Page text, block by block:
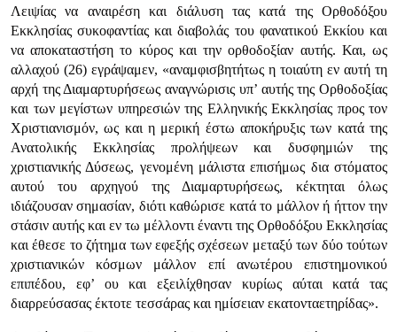
Λειψίας να αναιρέση και διάλυση τας κατά της Ορθοδόξου
Εκκλησίας συκοφαντίας και διαβολάς του φανατικού Εκκίου και
να αποκαταστήση το κύρος και την ορθοδοξίαν αυτής. Και, ως
αλλαχού (26) εγράψαμεν, «αναμφισβητήτως η τοιαύτη εν αυτή τη
αρχή της Διαμαρτυρήσεως αναγνώρισις υπ’ αυτής της Ορθοδοξίας
και των μεγίστων υπηρεσιών της Ελληνικής Εκκλησίας προς τον
Χριστιανισμόν, ως και η μερική έστω αποκήρυξις των κατά της
Ανατολικής Εκκλησίας προλήψεων και δυσφημιών της
χριστιανικής Δύσεως, γενομένη μάλιστα επισήμως δια στόματος
αυτού του αρχηγού της Διαμαρτυρήσεως, κέκτηται όλως
ιδιάζουσαν σημασίαν, διότι καθώρισε κατά το μάλλον ή ήττον την
στάσιν αυτής και εν τω μέλλοντι έναντι της Ορθοδόξου Εκκλησίας
και έθεσε το ζήτημα των εφεξής σχέσεων μεταξύ των δύο τούτων
χριστιανικών κόσμων μάλλον επί ανωτέρου επιστημονικού
επιπέδου, εφ’ ου και εξειλίχθησαν κυρίως αύται κατά τας
διαρρεύσασας έκτοτε τεσσάρας και ημίσειαν εκατονταετηρίδας».